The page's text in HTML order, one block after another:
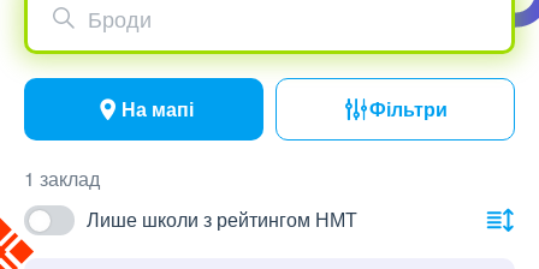
Броди
На мапі Фільтри
1 заклад
Лише школи з рейтингом НМТ